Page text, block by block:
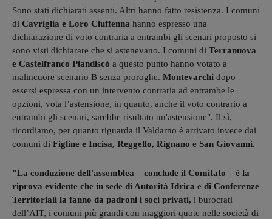
Sono stati dichiarati assenti. Altri hanno fatto resistenza. I comuni
di Cavriglia e Loro Ciuffenna hanno espresso una
dichiarazione di voto contraria a entrambi gli scenari proposto si
sono visti dichiarare che si astenevano. I comuni di Terranuova
e Castelfranco Piandiscò a questo punto hanno votato a
malincuore scenario B senza proroghe. Montevarchi dopo
essersi espressa con un intervento contraria ad entrambe le
opzioni, vota l’astensione, in quanto, anche il voto contrario a
entrambi gli scenari, sarebbe risultato un'astensione". Il sì,
ricordiamo, per quanto riguarda il Valdarno è arrivato invece dai
comuni di Figline e Incisa, Reggello, Rignano e San Giovanni.
"La conduzione dell'assemblea – conclude il Comitato – è la
riprova evidente che in sede di Autorità Idrica e di Conferenze
Territoriali la fanno da padroni i soci privati, i burocrati
dell’AIT, i comuni più grandi con maggiori quote nelle società di